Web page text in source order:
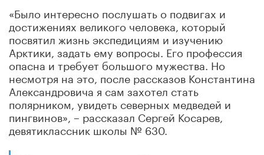
«Было интересно послушать о подвигах и
достижениях великого человека, который
посвятил жизнь экспедициям и изучению
Арктики, задать ему вопросы. Его профессия
опасна и требует большого мужества. Но
несмотря на это, после рассказов Константина
Александровича я сам захотел стать
полярником, увидеть северных медведей и
пингвинов», – рассказал Сергей Косарев,
девятиклассник школы № 630.